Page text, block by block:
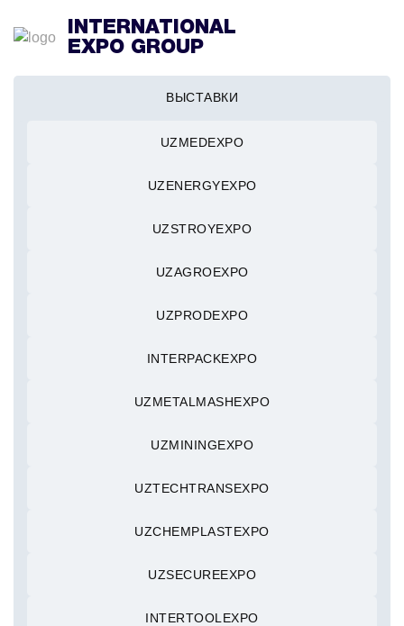
INTERNATIONAL
EXPO GROUP
ВЫСТАВКИ
UZMEDEXPO
UZENERGYEXPO
UZSTROYEXPO
UZAGROEXPO
UZPRODEXPO
INTERPACKEXPO
UZMETALMASHEXPO
UZMININGEXPO
UZTECHTRANSEXPO
UZCHEMPLASTEXPO
UZSECUREEXPO
INTERTOOLEXPO